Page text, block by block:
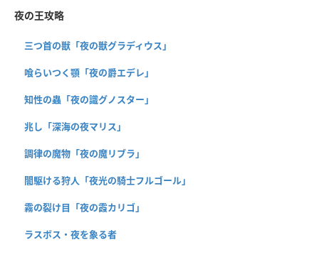
夜の王攻略
三つ首の獣「夜の獣グラディウス」
喰らいつく顎「夜の爵エデレ」
知性の蟲「夜の識グノスター」
兆し「深海の夜マリス」
調律の魔物「夜の魔リブラ」
闇駆ける狩人「夜光の騎士フルゴール」
霧の裂け目「夜の霞カリゴ」
ラスボス・夜を象る者